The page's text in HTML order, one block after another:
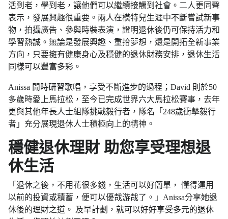
活到老，學到老，讓他們可以繼續接觸到社會。二人更同聲
表示，發展興趣很重要。兩人在模特兒生涯中不斷嘗試新事
物，拍攝廣告、參與時裝表演，證明退休後仍可保持活力和
學習熱誠。無論是發展興趣、重拾夢想，還是開拓全新事業
方向，只要擁有健康身心及穩健的退休財務安排，退休生活
同樣可以豐富多彩。
Anissa 閒時研習歌唱，享受不斷進步的過程；David 則於50
多歲時愛上馬拉松，至今已完成世界六大馬拉松賽事，去年
更與其他年長人士組隊挑戰毅行者，隊名「248歲衝擊毅行
者」充分展現退休人士積極向上的精神。
穩健退休理財 助您享受理想退
休生活
「退休之後，不用花很多錢，生活可以好簡單， 懂得運用
以前的投資或積蓄，便可以優哉游哉了。」Anissa分享她退
休後的理財之道。 及早計劃，就可以好好享受多元的退休